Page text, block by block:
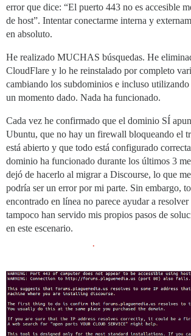
error que dice: “El puerto 443 no es accesible
de host”. Intentar conectarme interna y
en absoluto.
He realizado MUCHAS búsquedas. He
CloudFlare y lo he reinstalado por completo
cambiando los subdominios e incluso
un momento dado. Nada ha funcionado.
Cada vez he confirmado que el dominio SÍ
Ubuntu, que no hay un firewall bloqueando el
está abierto y que todo está configurado
dominio ha funcionado durante los últimos 3
dejó de hacerlo al migrar a Discourse, lo que
podría ser un error por mi parte. Sin embargo,
encontrado en línea no parece ayudar a
tampoco han servido mis propios pasos de
en este escenario.